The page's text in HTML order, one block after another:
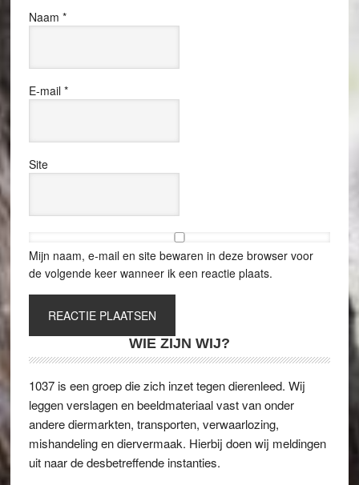
Naam *
E-mail *
Site
Mijn naam, e-mail en site bewaren in deze browser voor
de volgende keer wanneer ik een reactie plaats.
WIE ZIJN WIJ?
1037 is een groep die zich inzet tegen dierenleed. Wij
leggen verslagen en beeldmateriaal vast van onder
andere diermarkten, transporten, verwaarlozing,
mishandeling en diervermaak. Hierbij doen wij meldingen
uit naar de desbetreffende instanties.